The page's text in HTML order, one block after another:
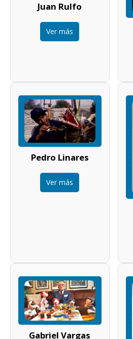
Juan Rulfo
Ver más
Pedro Linares
Ver más
Gabriel Vargas